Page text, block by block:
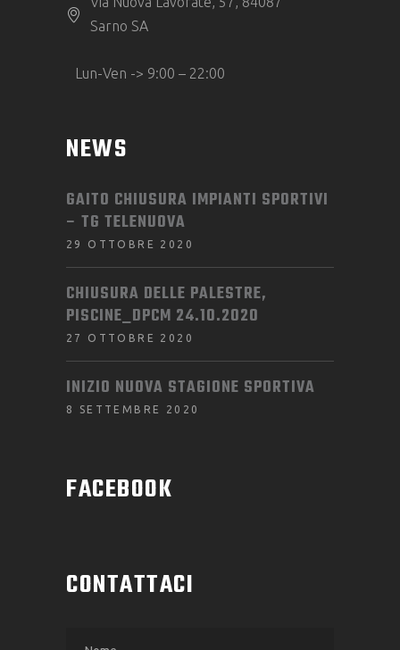
Sarno SA
Lun-Ven -> 9:00 – 22:00
NEWS
GAITO CHIUSURA IMPIANTI SPORTIVI
– TG TELENUOVA
29 OTTOBRE 2020
CHIUSURA DELLE PALESTRE,
PISCINE_DPCM 24.10.2020
27 OTTOBRE 2020
INIZIO NUOVA STAGIONE SPORTIVA
8 SETTEMBRE 2020
FACEBOOK
CONTATTACI